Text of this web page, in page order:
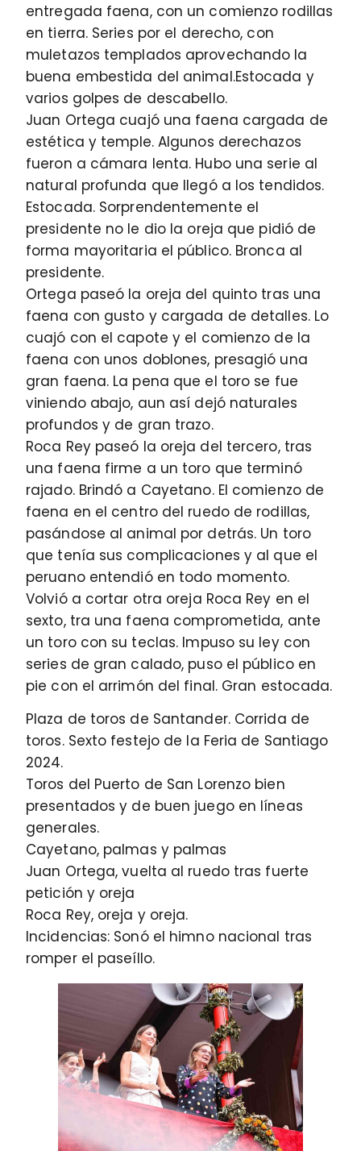
entregada faena, con un comienzo rodillas
en tierra. Series por el derecho, con
muletazos templados aprovechando la
buena embestida del animal.Estocada y
varios golpes de descabello.
Juan Ortega cuajó una faena cargada de
estética y temple. Algunos derechazos
fueron a cámara lenta. Hubo una serie al
natural profunda que llegó a los tendidos.
Estocada. Sorprendentemente el
presidente no le dio la oreja que pidió de
forma mayoritaria el público. Bronca al
presidente.
Ortega paseó la oreja del quinto tras una
faena con gusto y cargada de detalles. Lo
cuajó con el capote y el comienzo de la
faena con unos doblones, presagió una
gran faena. La pena que el toro se fue
viniendo abajo, aun así dejó naturales
profundos y de gran trazo.
Roca Rey paseó la oreja del tercero, tras
una faena firme a un toro que terminó
rajado. Brindó a Cayetano. El comienzo de
faena en el centro del ruedo de rodillas,
pasándose al animal por detrás. Un toro
que tenía sus complicaciones y al que el
peruano entendió en todo momento.
Volvió a cortar otra oreja Roca Rey en el
sexto, tra una faena comprometida, ante
un toro con su teclas. Impuso su ley con
series de gran calado, puso el público en
pie con el arrimón del final. Gran estocada.
Plaza de toros de Santander. Corrida de
toros. Sexto festejo de la Feria de Santiago
2024.
Toros del Puerto de San Lorenzo bien
presentados y de buen juego en líneas
generales.
Cayetano, palmas y palmas
Juan Ortega, vuelta al ruedo tras fuerte
petición y oreja
Roca Rey, oreja y oreja.
Incidencias: Sonó el himno nacional tras
romper el paseíllo.